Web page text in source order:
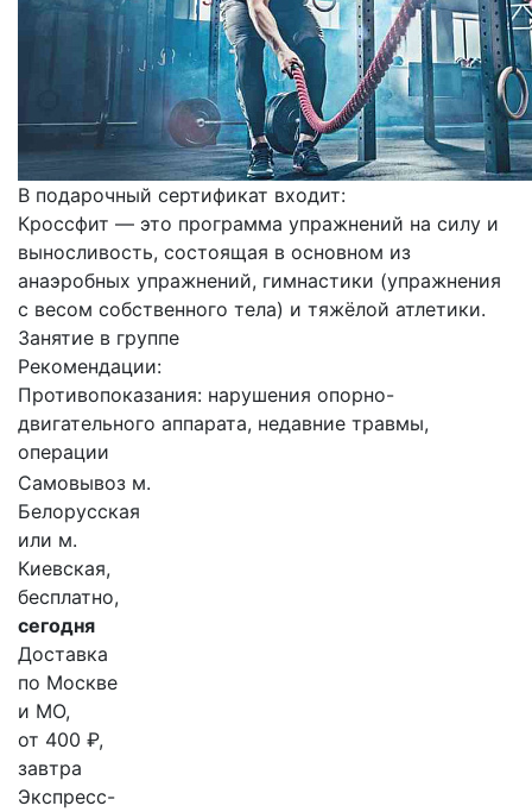
В подарочный сертификат входит:
Кроссфит — это программа упражнений на силу и
выносливость, состоящая в основном из
анаэробных упражнений, гимнастики (упражнения
с весом собственного тела) и тяжёлой атлетики.
Занятие в группе
Рекомендации:
Противопоказания: нарушения опорно-
двигательного аппарата, недавние травмы,
операции
Самовывоз м.
Белорусская
или м.
Киевская,
бесплатно,
сегодня
Доставка
по Москве
и МО,
от 400 ₽,
завтра
Экспресс-